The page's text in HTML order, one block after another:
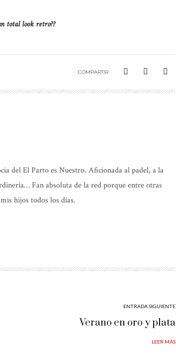
total look retro??
COMPARTIR
del El Parto es Nuestro. Aficionada al padel, a la
Fan absoluta de la red porque entre otras
hijos todos los días.
ENTRADA SIGUIENTE
Verano en oro y plata
LEER MÁS